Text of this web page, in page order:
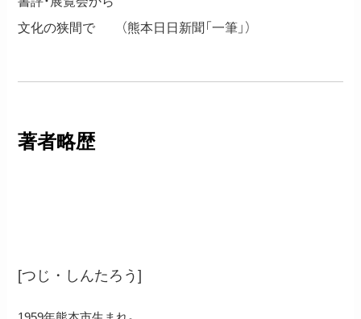
文化の狭間で （熊本日日新聞「一筆」）
著者略歴
[つじ・しんたろう]